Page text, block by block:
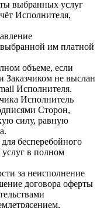
выбранных услуг
Исполнителя,
им платной
объеме, если
Заказчиком не выслан
Исполнителя.
Исполнитель
Сторон,
силу, равную
бесперебойного
услуг в полном
за неисполнение
договора оферты